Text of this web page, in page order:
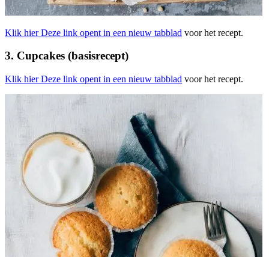
Klik hierDeze link opent in een nieuw tabblad voor het recept.
3. Cupcakes (basisrecept)
Klik hierDeze link opent in een nieuw tabblad voor het recept.